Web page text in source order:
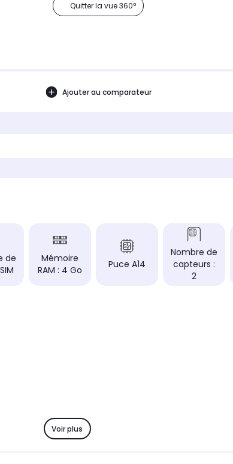
Quitter la vue 360°
Ajouter au comparateur
de
Mémoire
RAM : 4 Go
Puce A14
Nombre de
capteurs :
2
Voir plus